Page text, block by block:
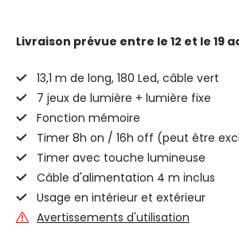
Livraison prévue entre le 12 et le 19
13,1 m de long, 180 Led, câble vert
7 jeux de lumière + lumière fixe
Fonction mémoire
Timer 8h on / 16h off (peut être
Timer avec touche lumineuse
Câble d'alimentation 4 m inclus
Usage en intérieur et extérieur
Avertissements d'utilisation